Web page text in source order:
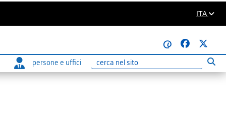
ITA
@
persone e uffici
Ricerca